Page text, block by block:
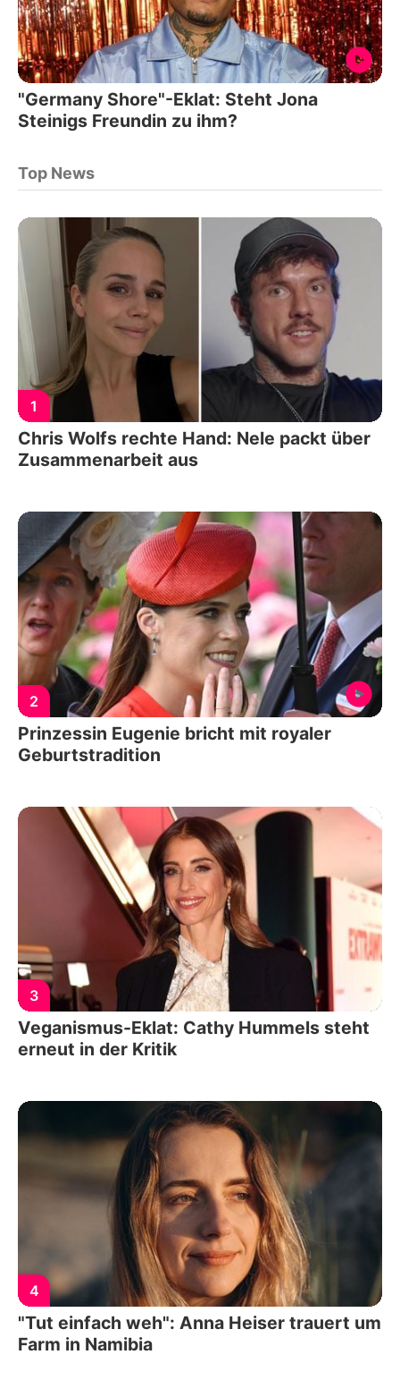
"Germany Shore"-Eklat: Steht Jona
Steinigs Freundin zu ihm?
Top News
1
Chris Wolfs rechte Hand: Nele packt über
Zusammenarbeit aus
2
Prinzessin Eugenie bricht mit royaler
Geburtstradition
3
Veganismus-Eklat: Cathy Hummels steht
erneut in der Kritik
4
"Tut einfach weh": Anna Heiser trauert um
Farm in Namibia